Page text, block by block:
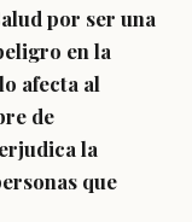
por ser una
en la
afecta al
de
la
que